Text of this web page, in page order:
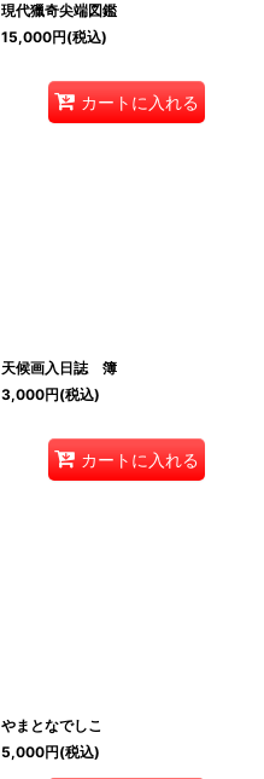
現代獵奇尖端図鑑
15,000円(税込)
カートに入れる
天候画入日誌 簿
3,000円(税込)
カートに入れる
やまとなでしこ
5,000円(税込)